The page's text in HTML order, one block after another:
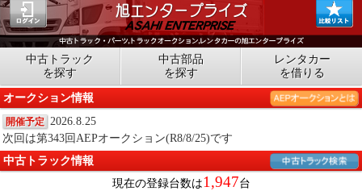
中古トラック
を探す
中古部品
を探す
レンタカー
を借りる
オークション情報
開催予定
2026.8.25
次回は第343回AEPオークション(R8/8/25)です
中古トラック情報
現在の登録台数は1,947台